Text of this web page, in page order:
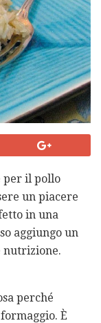
per il pollo
un piacere
in una
aggiungo un
nutrizione.
perché
È